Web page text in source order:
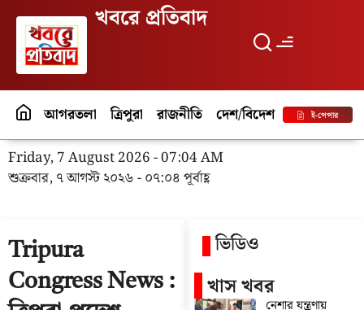
খবরে প্রতিবাদ
আগরতলা ত্রিপুরা রাজনীতি দেশ/বিদেশ পর্যটনই-পেপার
Friday, 7 August 2026 - 07:04 AM
শুক্রবার, ৭ আগস্ট ২০২৬ - ০৭:০৪ পূর্বাহ্ণ
Tripura
Congress News :
ভিডিও
খাস খবর
নেশার যন্ত্রণায়